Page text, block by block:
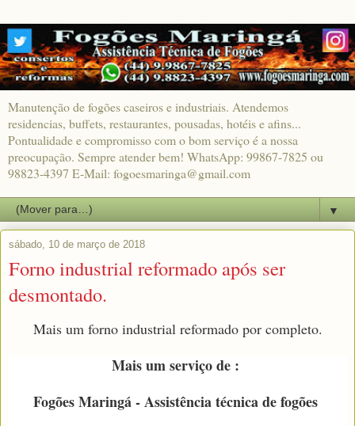
Manutenção de fogões caseiros e industriais. Atendemos
residencias, buffets, restaurantes, pousadas, hotéis e afins...
Pontualidade e compromisso com o bom serviço é a nossa
preocupação. Sempre atender bem! WhatsApp: 99867-7825 ou
98823-4397 E-Mail: fogoesmaringa@gmail.com
▼
sábado, 10 de março de 2018
Forno industrial reformado após ser
desmontado.
Mais um forno industrial reformado por completo.
Mais um serviço de :
Fogões Maringá - Assistência técnica de fogões